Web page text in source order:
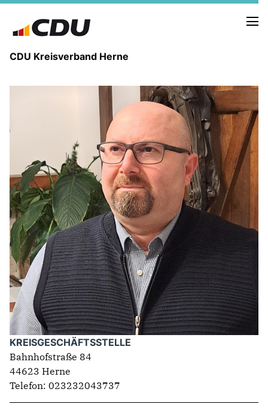
CDU Kreisverband Herne
KREISVORSTAND
STADTBEZIRKE
ORTSVERBÄNDE
VEREINIGUNGEN
Fraktion
KREISGESCHÄFTSSTELLE
FOTOS
KREISGESCHÄFTSSTELLE
Bahnhofstraße 84
44623 Herne
Telefon: 023232043737